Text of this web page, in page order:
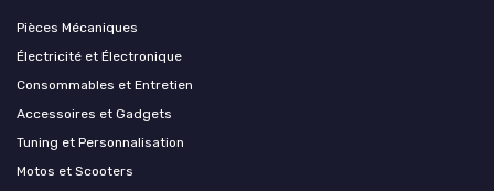
Pièces Mécaniques
Électricité et Électronique
Consommables et Entretien
Accessoires et Gadgets
Tuning et Personnalisation
Motos et Scooters